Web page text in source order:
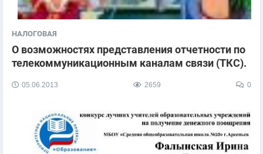
НАЛОГОВАЯ
О возможностях представления отчетности по
телекоммуникационным каналам связи (ТКС).
05.06.2013 2659 0